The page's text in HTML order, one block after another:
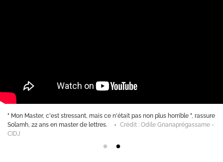
" Mon Master, c'est stressant, mais ce n'était pas non plus horrible ", rassure
Solamh, 22 ans en master de lettres.
Crédit : Odile Gnanaprégassame -
CIDJ